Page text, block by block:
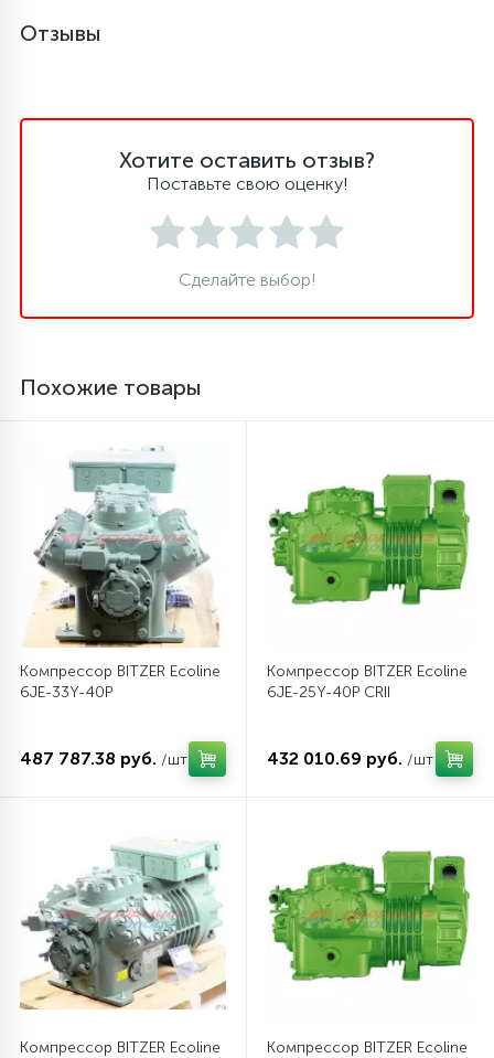
5
Суппорты (ступицы)
Улитки помп
12
Шкивы барабана
12
Шланги залива
Щетки двигателя
20
Электронные модули
Отзывы
Хотите оставить отзыв?
Поставьте свою оценку!
Сделайте выбор!
Похожие товары
Компрессор BITZER Ecoline
6JE-33Y-40P
487 787.38 руб. /шт
Компрессор BITZER Ecoline
6JE-25Y-40P CRII
432 010.69 руб. /шт
Компрессор BITZER Ecoline
Компрессор BITZER Ecoline